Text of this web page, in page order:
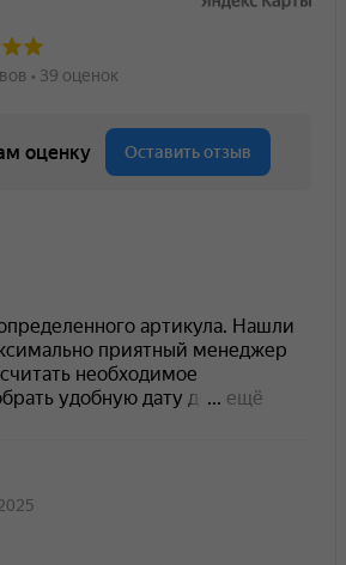
купить материалы, но и
укладку напольных
с гарантией в Москве.
укладке (палубной);
укладке или
позвонить менеджерамTrend
сделаем точный расчет